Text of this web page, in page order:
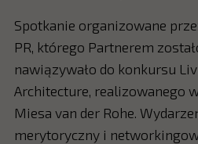
Spotkanie organizowane
PR, którego Partnerem
nawiązywało do konkursu
Architecture, realizowanego
Miesa van der Rohe.
merytoryczny i